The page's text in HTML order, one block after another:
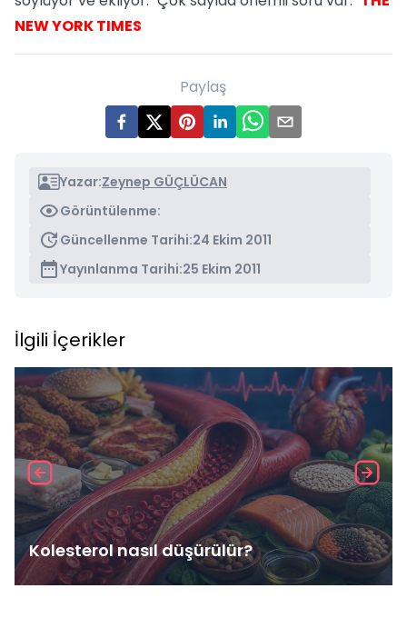
NEW YORK TIMES
Paylaş
Yazar:Zeynep GÜÇLÜCAN
Görüntülenme:
Güncellenme Tarihi:24 Ekim 2011
Yayınlanma Tarihi:25 Ekim 2011
İlgili İçerikler
Kolesterol nasıl düşürülür?